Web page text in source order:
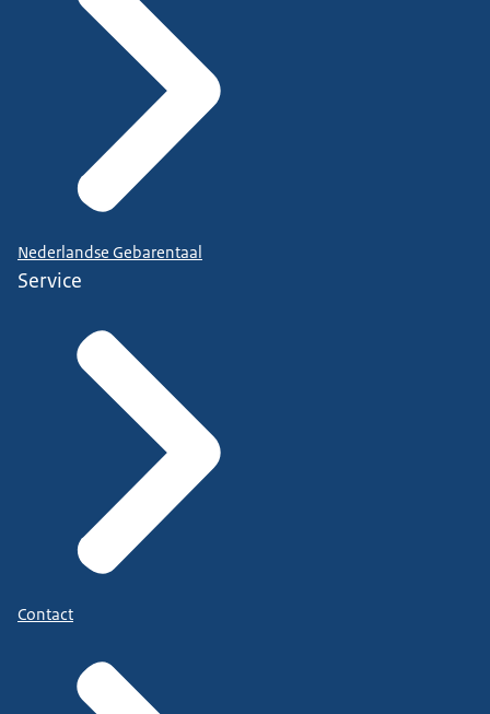
Nederlandse Gebarentaal
Service
Contact